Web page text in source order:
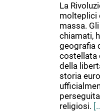
La
molteplici
massa.
chiamati,
geografia
costellata
della
storia
religiosi.